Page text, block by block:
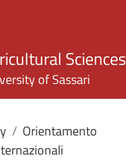
Sciences
of Sassari
Orientamento